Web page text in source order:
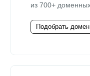
из 700+ доменных
Подобрать домен